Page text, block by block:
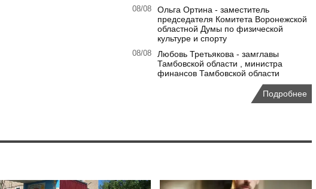
08/08
Ольга Ортина - заместитель
председателя Комитета Воронежской
областной Думы по физической
культуре и спорту
08/08
Любовь Третьякова - замглавы
Тамбовской области , министра
финансов Тамбовской области
Подробнее